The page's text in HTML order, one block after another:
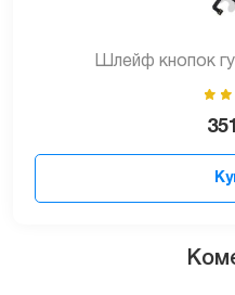
Шлейф кнопок
351